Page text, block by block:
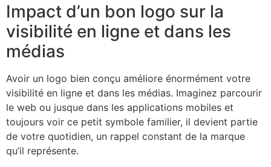
Impact d’un bon logo sur la
visibilité en ligne et dans les
médias
Avoir un logo bien conçu améliore énormément votre
visibilité en ligne et dans les médias. Imaginez parcourir
le web ou jusque dans les applications mobiles et
toujours voir ce petit symbole familier, il devient partie
de votre quotidien, un rappel constant de la marque
qu’il représente.